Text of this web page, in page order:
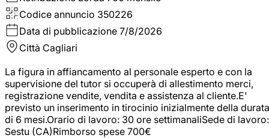
Codice annuncio 350226
Data di pubblicazione 7/8/2026
Città Cagliari
La figura in affiancamento al personale esperto e con la
supervisione del tutor si occuperà di allestimento merci,
registrazione vendite, vendita e assistenza al cliente.E'
previsto un inserimento in tirocinio inizialmente della durata
di 6 mesi.Orario di lavoro: 30 ore settimanaliSede di lavoro:
Sestu (CA)Rimborso spese 700€